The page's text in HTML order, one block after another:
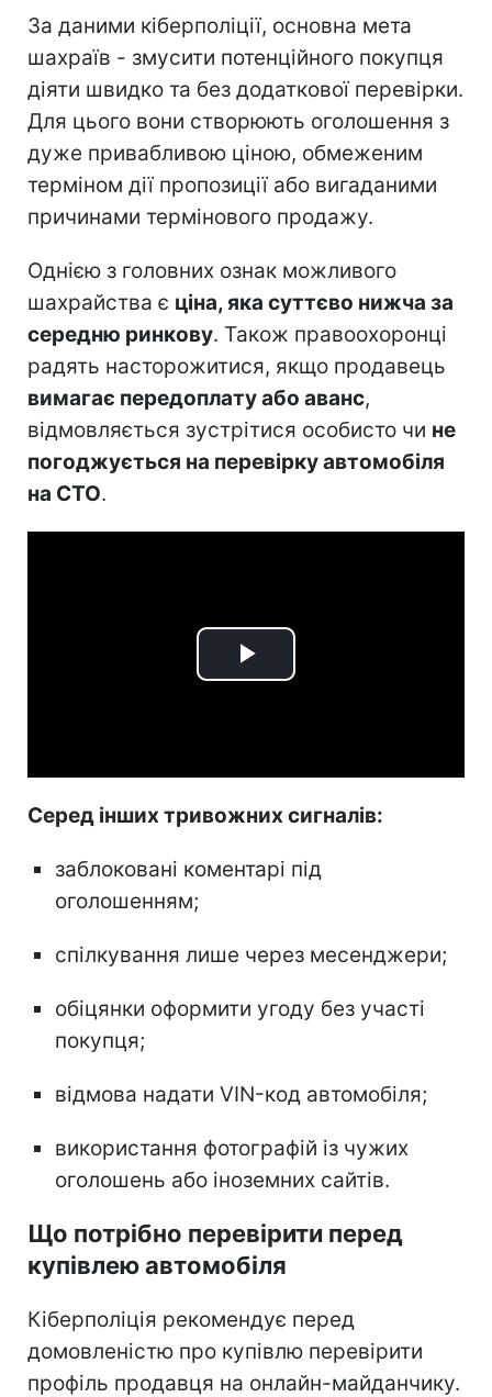
За даними кіберполіції, основна мета
шахраїв - змусити потенційного покупця
діяти швидко та без додаткової перевірки.
Для цього вони створюють оголошення з
дуже привабливою ціною, обмеженим
терміном дії пропозиції або вигаданими
причинами термінового продажу.
Однією з головних ознак можливого
шахрайства є ціна, яка суттєво нижча за
середню ринкову. Також правоохоронці
радять насторожитися, якщо продавець
вимагає передоплату або аванс,
відмовляється зустрітися особисто чи не
погоджується на перевірку автомобіля
на СТО.
Play
Серед інших тривожних сигналів:
заблоковані коментарі під
оголошенням;
спілкування лише через месенджери;
обіцянки оформити угоду без участі
покупця;
відмова надати VIN-код автомобіля;
використання фотографій із чужих
оголошень або іноземних сайтів.
Що потрібно перевірити перед
купівлею автомобіля
Кіберполіція рекомендує перед
домовленістю про купівлю перевірити
профіль продавця на онлайн-майданчику.